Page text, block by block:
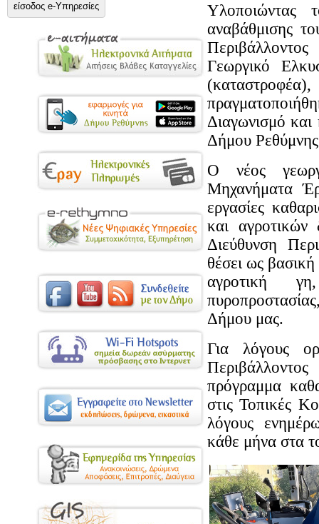
είσοδος e-Υπηρεσίες
Υλοποιώντας
αναβάθμισης
Γεωργικό
Διαγωνισμό
Δήμου
Ο νέος
Μηχανήματα
εργασίες
και
Διεύθυνση
θέσει ως
αγροτική
Δήμου μας.
Για λόγους
πρόγραμμα
στις Τοπικές
λόγους
κάθε μήνα στα